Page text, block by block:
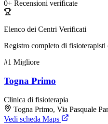
0+ Recensioni verificate
Elenco dei Centri Verificati
Registro completo di
#1 Migliore
Togna Primo
Clinica di fisioterapia
Togna Primo, Via Pasquale
Vedi scheda Maps